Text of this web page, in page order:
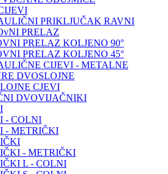
PRIKLJUČAK RAVNI
PRELAZ
PRELAZ KOLJENO 90°
PRELAZ KOLJENO 45°
CIJEVI - METALNE
DVOSLOJNE
CJEVI
DVOVIJAČNIKI
- COLNI
- METRIČKI
- METRIČKI
L - COLNI